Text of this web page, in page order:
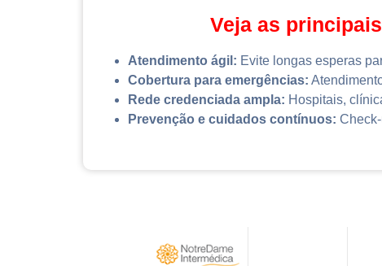
Veja as
Atendimento ágil: Evite longas esperas
Cobertura para emergências:
Rede credenciada ampla: Hospitais,
Prevenção e cuidados contínuos: